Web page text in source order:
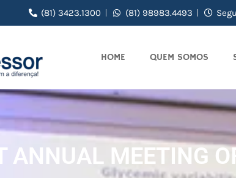
(81) 3423.1300 (81) 98983.4493
HOME QUEM SOMOS
ANNUAL MEETING